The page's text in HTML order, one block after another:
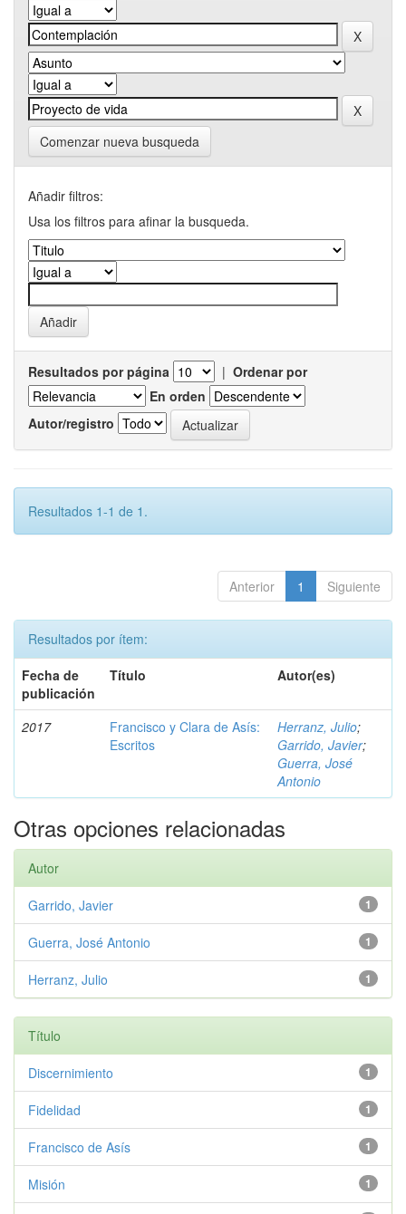
Comenzar nueva busqueda
Añadir filtros:
Usa los filtros para afinar la busqueda.
Resultados por página | Ordenar por
En orden
Autor/registro
Resultados 1-1 de 1.
Anterior 1 Siguiente
Resultados por ítem:
Fecha de
publicación
Título Autor(es)
2017
Francisco y Clara de Asís:
Escritos
Herranz, Julio;
Garrido, Javier;
Guerra, José
Antonio
Otras opciones relacionadas
Autor
1
Garrido, Javier
1
Guerra, José Antonio
1
Herranz, Julio
Título
1
Discernimiento
1
Fidelidad
1
Francisco de Asís
1
Misión